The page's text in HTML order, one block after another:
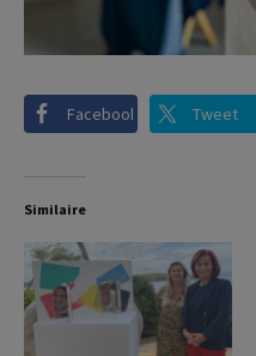
Facebook Tweet
Similaire